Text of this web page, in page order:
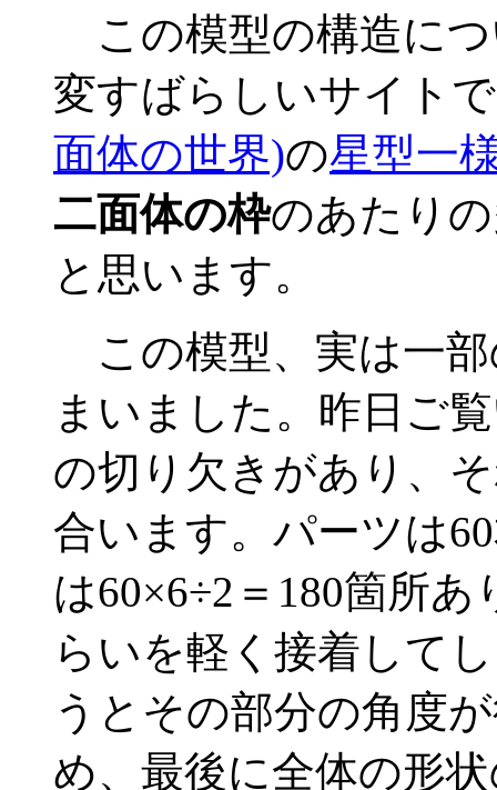
この模型の構造に
変すばらしいサイト
面体の世界)の星型一
二面体の枠のあたり
と思います。
この模型、実は一
まいました。昨日ご
の切り欠きがあり、
合います。パーツは
は60×6÷2＝180箇所
らいを軽く接着して
うとその部分の角度
め、最後に全体の形